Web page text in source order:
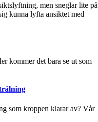
men sneglar lite på
kunna lyfta ansiktet med
kommer det bara se ut som
som kroppen klarar av? Vår